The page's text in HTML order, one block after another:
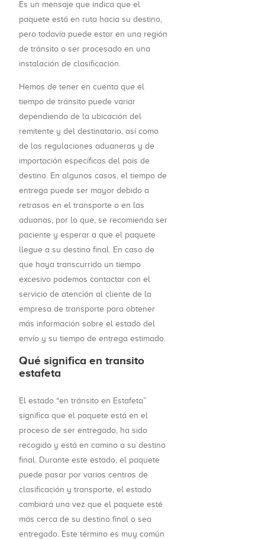
Es un mensaje que indica que el
paquete está en ruta hacia su destino,
pero todavía puede estar en una región
de tránsito o ser procesado en una
instalación de clasificación.
Hemos de tener en cuenta que el
tiempo de tránsito puede variar
dependiendo de la ubicación del
remitente y del destinatario, así como
de las regulaciones aduaneras y de
importación específicas del país de
destino. En algunos casos, el tiempo de
entrega puede ser mayor debido a
retrasos en el transporte o en las
aduanas, por lo que, se recomienda ser
paciente y esperar a que el paquete
llegue a su destino final. En caso de
que haya transcurrido un tiempo
excesivo podemos contactar con el
servicio de atención al cliente de la
empresa de transporte para obtener
más información sobre el estado del
envío y su tiempo de entrega estimado.
Qué significa en transito
estafeta
El estado “en tránsito en Estafeta”
significa que el paquete está en el
proceso de ser entregado, ha sido
recogido y está en camino a su destino
final. Durante este estado, el paquete
puede pasar por varios centros de
clasificación y transporte, el estado
cambiará una vez que el paquete esté
más cerca de su destino final o sea
entregado. Este término es muy común